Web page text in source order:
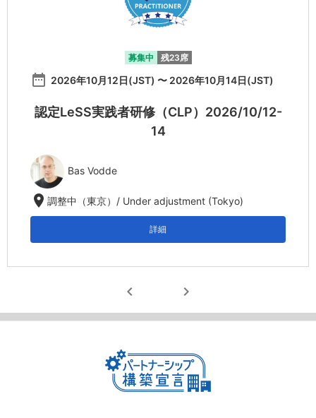
募集中 残23席
date_range 2026年10月12日(JST) 〜 2026年10月14日(JST)
認定LeSS実践者研修（CLP）2026/10/12-
14
Bas Vodde
location_on調整中（東京）/ Under adjustment (Tokyo)
詳細
chevron_left chevron_right